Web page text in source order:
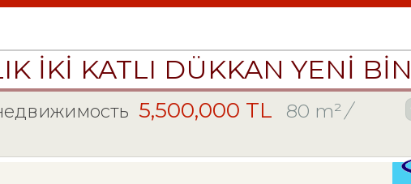
İKİ KATLI DÜKKAN YENİ
5,500,000 TL 80 m²/